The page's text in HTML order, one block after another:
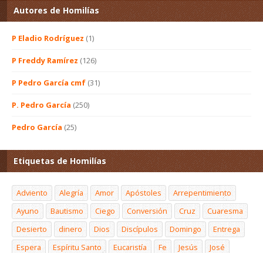
Autores de Homilías
P Eladio Rodríguez (1)
P Freddy Ramírez (126)
P Pedro García cmf (31)
P. Pedro García (250)
Pedro García (25)
Etiquetas de Homilías
Adviento Alegría Amor Apóstoles
Arrepentimiento
Ayuno
Bautismo Ciego Conversión Cruz
Cuaresma
Desierto
dinero Dios Discípulos Domingo
Entrega
Espera
Espíritu Santo Eucaristía Fe Jesús
José